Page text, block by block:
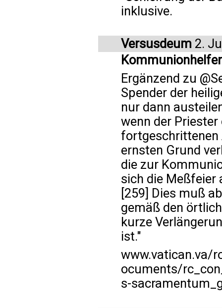
inklusive.
Versusdeum 2.
Kommunionhelfer
Ergänzend zu
Spender der
nur dann
wenn der
fortgeschrittenen
ernsten Grund
die zur
sich die Meßfeier
[259] Dies muß
gemäß den
kurze
ist."
www.vatican.va/
ocuments/
s-